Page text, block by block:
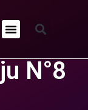
N°8